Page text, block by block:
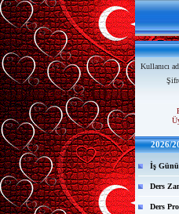
Kullanıcı
2026/
İş
Ders
Ders